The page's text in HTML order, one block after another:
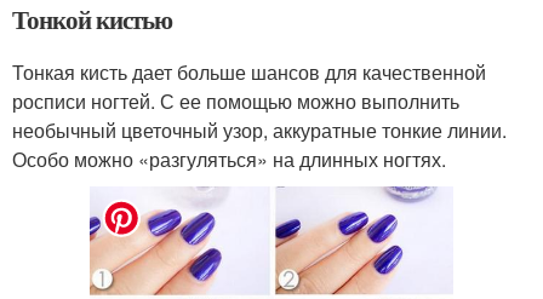
Тонкой кистью
Тонкая кисть дает больше шансов для качественной
росписи ногтей. С ее помощью можно выполнить
необычный цветочный узор, аккуратные тонкие линии.
Особо можно «разгуляться» на длинных ногтях.